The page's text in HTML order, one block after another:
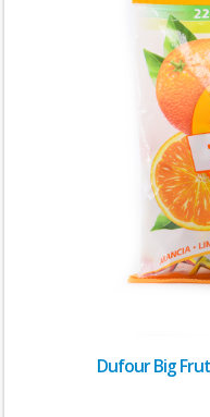
Dufour Big